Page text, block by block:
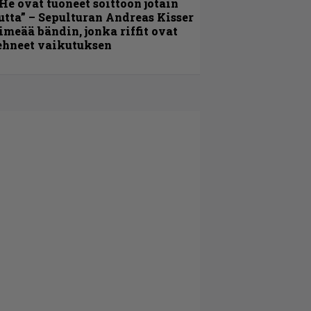
ovat tuoneet soittoon jotain
– Sepulturan Andreas Kisser
bändin, jonka riffit ovat
vaikutuksen